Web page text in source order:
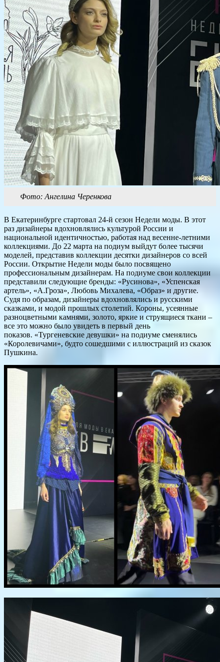
Фото: Ангелина Черенкова
В Екатеринбурге стартовал 24-й сезон Недели моды. В этот
раз дизайнеры вдохновлялись культурой России и
национальной идентичностью, работая над весенне-летними
коллекциями. До 22 марта на подиум выйдут более тысячи
моделей, представив коллекции десятки дизайнеров со всей
России. Открытие Недели моды было посвящено
профессиональным дизайнерам. На подиуме свои коллекции
представили следующие бренды: «Русинова», «Успенская
артель», «А.Гроза», Любовь Михалева, «Образ» и другие.
Судя по образам, дизайнеры вдохновлялись и русскими
сказками, и модой прошлых столетий. Короны, усеянные
разноцветными камнями, золото, яркие и струящиеся ткани –
все это можно было увидеть в первый день
показов. «Тургеневские девушки» на подиуме сменялись
«Королевичами», будто сошедшими с иллюстраций из сказок
Пушкина.